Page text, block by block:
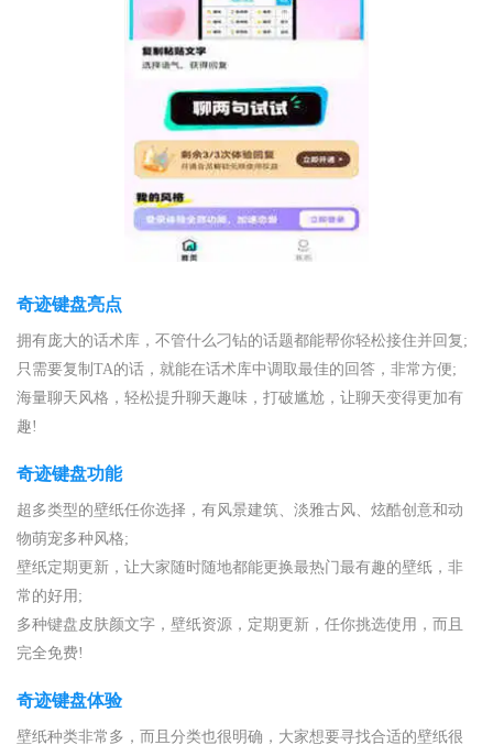
奇迹键盘亮点
拥有庞大的话术库，不管什么刁钻的话题都能帮你轻松接住并回复;
只需要复制TA的话，就能在话术库中调取最佳的回答，非常方便;
海量聊天风格，轻松提升聊天趣味，打破尴尬，让聊天变得更加有
趣!
奇迹键盘功能
超多类型的壁纸任你选择，有风景建筑、淡雅古风、炫酷创意和动
物萌宠多种风格;
壁纸定期更新，让大家随时随地都能更换最热门最有趣的壁纸，非
常的好用;
多种键盘皮肤颜文字，壁纸资源，定期更新，任你挑选使用，而且
完全免费!
奇迹键盘体验
壁纸种类非常多，而且分类也很明确，大家想要寻找合适的壁纸很